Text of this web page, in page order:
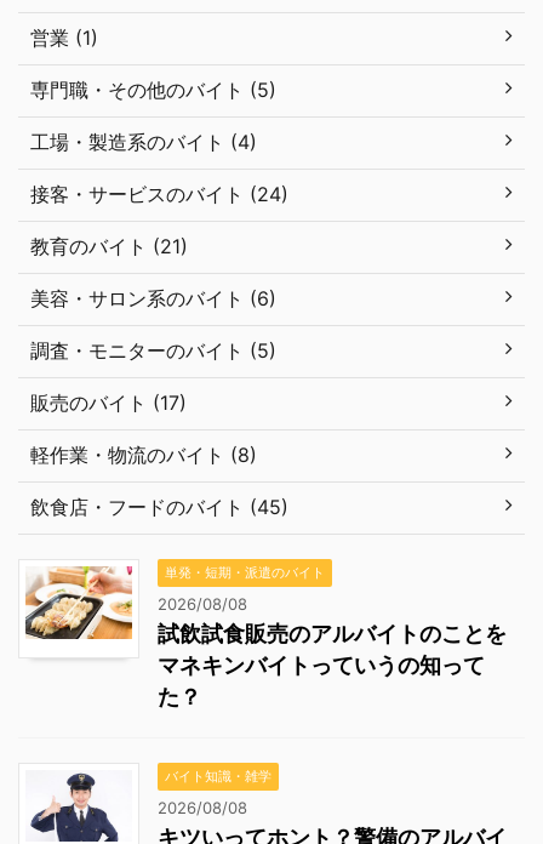
営業 (1)
専門職・その他のバイト (5)
工場・製造系のバイト (4)
接客・サービスのバイト (24)
教育のバイト (21)
美容・サロン系のバイト (6)
調査・モニターのバイト (5)
販売のバイト (17)
軽作業・物流のバイト (8)
飲食店・フードのバイト (45)
単発・短期・派遣のバイト
2026/08/08
試飲試食販売のアルバイトのことを
マネキンバイトっていうの知って
た？
バイト知識・雑学
2026/08/08
キツいってホント？警備のアルバイ